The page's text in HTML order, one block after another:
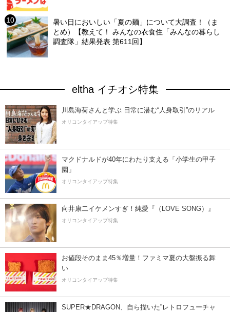
暑い日においしい「夏の麺」について大調査！（ま
とめ）【教えて！ みんなの衣食住「みんなの暮らし
調査隊」結果発表 第611回】
eltha イチオシ特集
川島海荷さんと学ぶ 日常に潜む“人身取引”のリアル
オリコンタイアップ特集
マクドナルドが40年にわたり支える「小学生の甲子
園」
オリコンタイアップ特集
向井康二イケメンすぎ！純愛『（LOVE SONG）』
オリコンタイアップ特集
お値段そのまま45％増量！ファミマ夏の大盤振る舞
い
オリコンタイアップ特集
SUPER★DRAGON、自ら描いた”レトロフューチャ